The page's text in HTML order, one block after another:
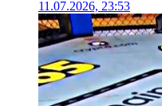
11.07.2026, 23:53